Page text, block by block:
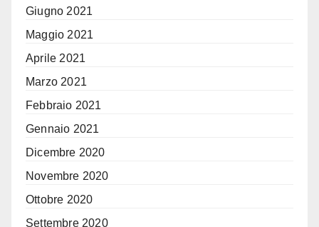
Giugno 2021
Maggio 2021
Aprile 2021
Marzo 2021
Febbraio 2021
Gennaio 2021
Dicembre 2020
Novembre 2020
Ottobre 2020
Settembre 2020